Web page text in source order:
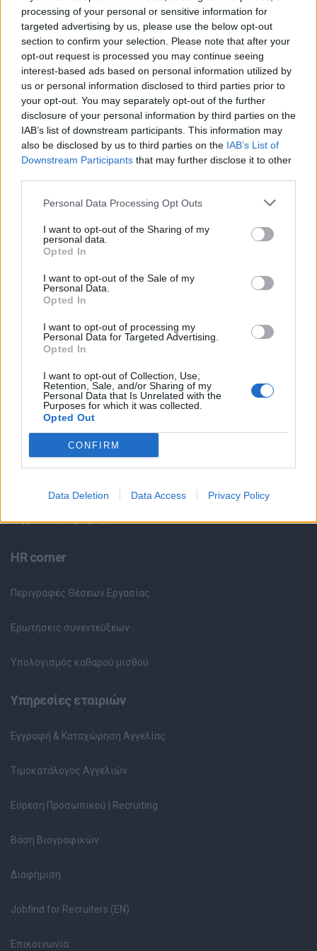
processing of your personal or sensitive information for
targeted advertising by us, please use the below opt-out
section to confirm your selection. Please note that after your
opt-out request is processed you may continue seeing
interest-based ads based on personal information utilized by
us or personal information disclosed to third parties prior to
your opt-out. You may separately opt-out of the further
disclosure of your personal information by third parties on the
IAB’s list of downstream participants. This information may
also be disclosed by us to third parties on the IAB’s List of
Downstream Participants that may further disclose it to other
Personal Data Processing Opt Outs
I want to opt-out of the Sharing of my
personal data.
Opted In
I want to opt-out of the Sale of my
Personal Data.
Opted In
I want to opt-out of processing my
Personal Data for Targeted Advertising.
Opted In
I want to opt-out of Collection, Use,
Retention, Sale, and/or Sharing of my
Personal Data that Is Unrelated with the
Purposes for which it was collected.
Opted Out
CONFIRM
Data Deletion Data Access Privacy Policy
Εγγραφή Είσοδος
Θέσεις εργασίας
Όλες οι Θέσεις Εργασίας
Θέσεις Εργασίας ανά Ειδικότητα
Θέσεις Εργασίας ανά Εταιρεία
Κέντρο Βοήθειας
Υπηρεσίες υποψηφίων
Συμβουλές Καριέρας
HR corner
Περιγραφές Θέσεων Εργασίας
Ερωτήσεις συνεντεύξεων
Υπολογισμός καθαρού μισθού
Υπηρεσίες εταιριών
Εγγραφή & Καταχώρηση Αγγελίας
Τιμοκατάλογος Αγγελιών
Εύρεση Προσωπικού | Recruiting
Βάση Βιογραφικών
Διαφήμιση
Jobfind for Recruiters (EN)
Επικοινωνία